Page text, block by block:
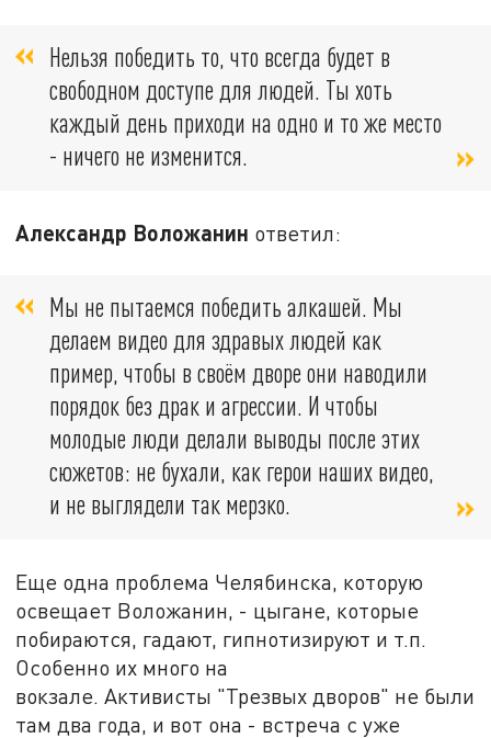
Нельзя победить то, что всегда будет в
свободном доступе для людей. Ты хоть
каждый день приходи на одно и то же место
- ничего не изменится.
Александр Воложанин ответил:
Мы не пытаемся победить алкашей. Мы
делаем видео для здравых людей как
пример, чтобы в своём дворе они наводили
порядок без драк и агрессии. И чтобы
молодые люди делали выводы после этих
сюжетов: не бухали, как герои наших видео,
и не выглядели так мерзко.
Еще одна проблема Челябинска, которую
освещает Воложанин, - цыгане, которые
побираются, гадают, гипнотизируют и т.п.
Особенно их много на
вокзале. Активисты "Трезвых дворов" не были
там два года, и вот она - встреча с уже